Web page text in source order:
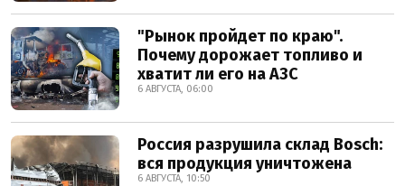
"Рынок пройдет по краю".
Почему дорожает топливо и
хватит ли его на АЗС
6 АВГУСТА, 06:00
Россия разрушила склад Bosch:
вся продукция уничтожена
6 АВГУСТА, 10:50